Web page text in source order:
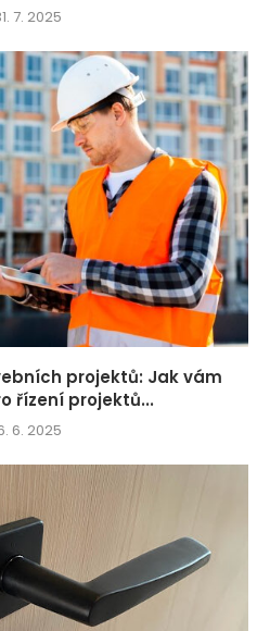
7. 2025
projektů: Jak vám
řízení projektů...
6. 2025